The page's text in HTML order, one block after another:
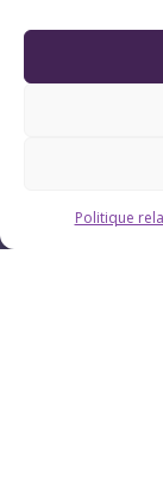
Politique